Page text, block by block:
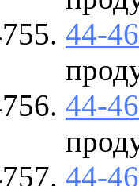
44-
44-
44-